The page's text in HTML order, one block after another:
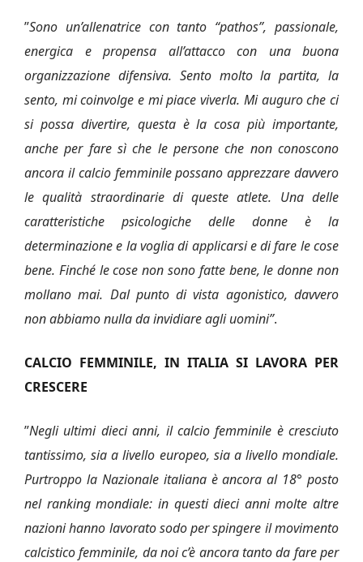
”Sono un’allenatrice con tanto “pathos”, passionale,
energica e propensa all’attacco con una buona
organizzazione difensiva. Sento molto la partita, la
sento, mi coinvolge e mi piace viverla. Mi auguro che ci
si possa divertire, questa è la cosa più importante,
anche per fare sì che le persone che non conoscono
ancora il calcio femminile possano apprezzare davvero
le qualità straordinarie di queste atlete. Una delle
caratteristiche psicologiche delle donne è la
determinazione e la voglia di applicarsi e di fare le cose
bene. Finché le cose non sono fatte bene, le donne non
mollano mai. Dal punto di vista agonistico, davvero
non abbiamo nulla da invidiare agli uomini”.
CALCIO FEMMINILE, IN ITALIA SI LAVORA PER
CRESCERE
”Negli ultimi dieci anni, il calcio femminile è cresciuto
tantissimo, sia a livello europeo, sia a livello mondiale.
Purtroppo la Nazionale italiana è ancora al 18° posto
nel ranking mondiale: in questi dieci anni molte altre
nazioni hanno lavorato sodo per spingere il movimento
calcistico femminile, da noi c’è ancora tanto da fare per